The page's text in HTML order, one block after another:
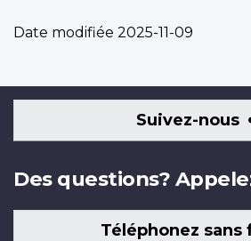
Date modifiée 2025-11-09
Suivez-nous
Des questions?
Téléphonez sans